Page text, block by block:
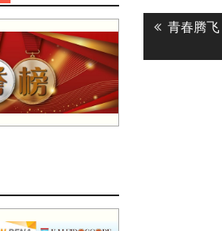
Post
Previous
青春腾